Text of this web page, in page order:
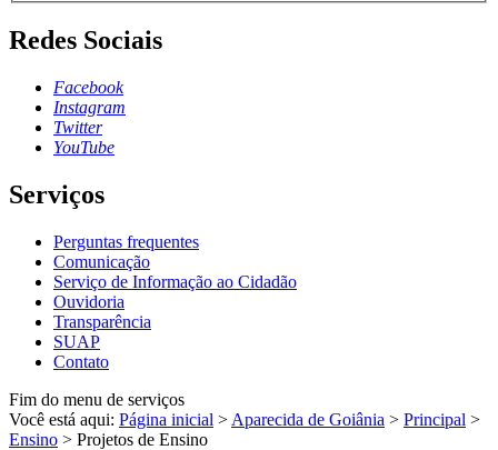
Redes Sociais
Facebook
Instagram
Twitter
YouTube
Serviços
Perguntas frequentes
Comunicação
Serviço de Informação ao Cidadão
Ouvidoria
Transparência
SUAP
Contato
Fim do menu de serviços
Você está aqui: Página inicial > Aparecida de Goiânia > Principal >
Ensino > Projetos de Ensino